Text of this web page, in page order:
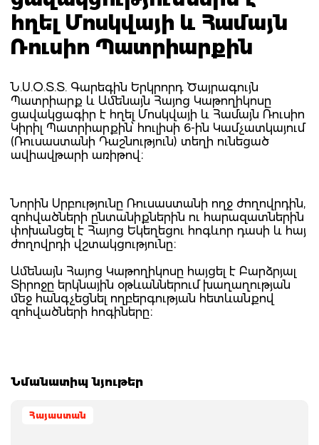
հղել Մոսկվայի և Համայն
Ռուսիո Պատրիարքին
Ն.Ս.Օ.Տ.Տ. Գարեգին Երկրորդ Ծայրագույն
Պատրիարք և Ամենայն Հայոց Կաթողիկոսը
ցավակցագիր է հղել Մոսկվայի և Համայն Ռուսիո
Կիրիլ Պատրիարքին՝ հուլիսի 6-ին Կամչատկայում
(Ռուսաստանի Դաշնություն) տեղի ունեցած
ավիավթարի առիթով։
Նորին Սրբությունը Ռուսաստանի ողջ ժողովրդին,
զոհվածների ընտանիքներին ու հարազատներին
փոխանցել է Հայոց Եկեղեցու հոգևոր դասի և հայ
ժողովրդի վշտակցությունը։
Ամենայն Հայոց Կաթողիկոսը հայցել է Բարձրյալ
Տիրոջը երկնային օթևաններում խաղաղության
մեջ հանգչեցնել ողբերգության հետևանքով
զոհվածների հոգիները։
Նմանատիպ նյութեր
Հայաստան